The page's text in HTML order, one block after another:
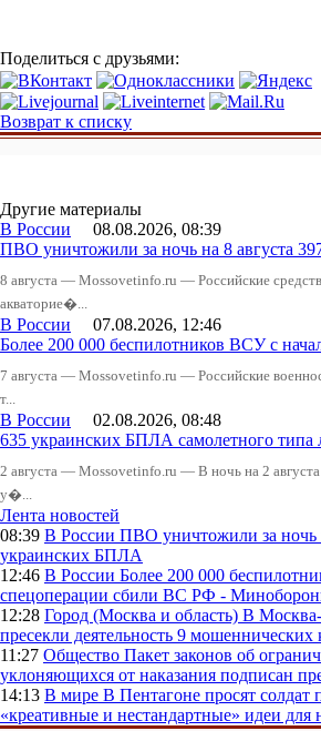
Поделиться с друзьями:
Возврат к списку
Другие материалы
В России 08.08.2026, 08:39
ПВО уничтожили за ночь на 8 августа
8 августа — Mossovetinfo.ru — Российские
акваторие�...
В России 07.08.2026, 12:46
Более 200 000 беспилотников ВСУ с
7 августа — Mossovetinfo.ru — Российские
т...
В России 02.08.2026, 08:48
635 украинских БПЛА самолетного
2 августа — Mossovetinfo.ru — В ночь на 2
у�...
Лента новостей
08:39 В России ПВО уничтожили за ночь
украинских БПЛА
12:46 В России Более 200 000
спецоперации сбили ВС РФ -
12:28 Город (Москва и область) В
пресекли деятельность 9
11:27 Общество Пакет законов об
уклоняющихся от наказания подписан
14:13 В мире В Пентагоне просят солдат
«креативные и нестандартные» идеи для